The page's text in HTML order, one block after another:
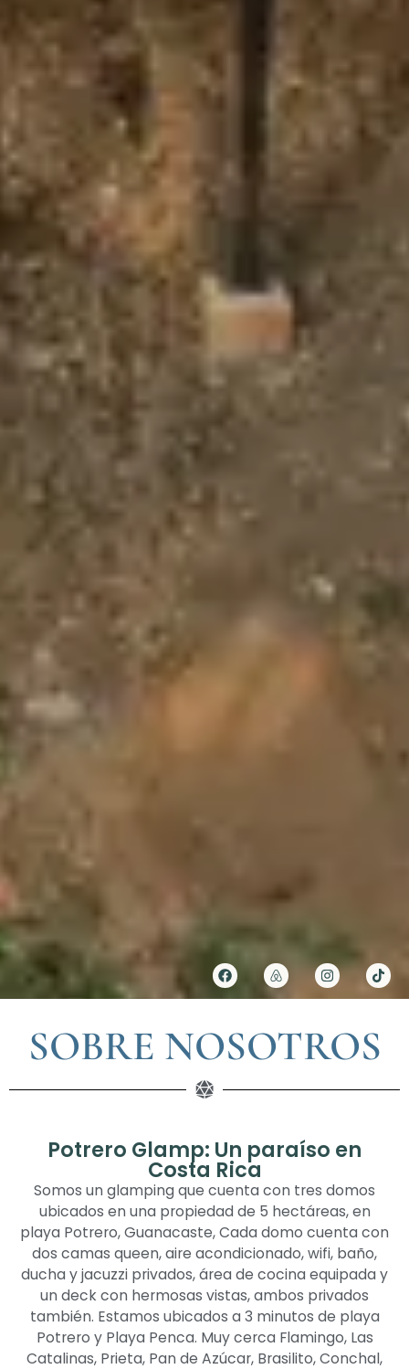
SOBRE NOSOTROS
Potrero Glamp: Un paraíso en
Costa Rica
Somos un glamping que cuenta con tres domos
ubicados en una propiedad de 5 hectáreas, en
playa Potrero, Guanacaste, Cada domo cuenta con
dos camas queen, aire acondicionado, wifi, baño,
ducha y jacuzzi privados, área de cocina equipada y
un deck con hermosas vistas, ambos privados
también. Estamos ubicados a 3 minutos de playa
Potrero y Playa Penca. Muy cerca Flamingo, Las
Catalinas, Prieta, Pan de Azúcar, Brasilito, Conchal,